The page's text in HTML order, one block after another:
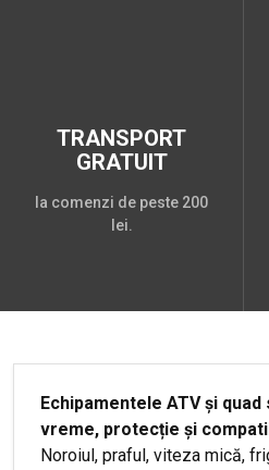
TRANSPORT
GRATUIT
la comenzi de peste 200
lei.
Echipamentele ATV și
vreme, protecție și
Noroiul, praful, viteza mică,